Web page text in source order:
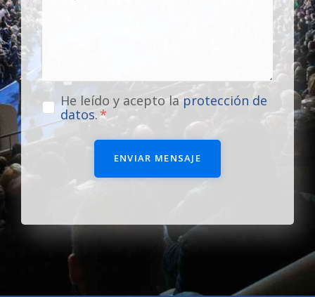
He leído y acepto la protección de
datos.
ENVIAR MENSAJE